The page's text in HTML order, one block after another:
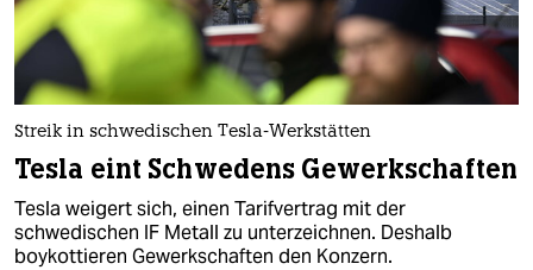
Streik in schwedischen Tesla-Werkstätten
Tesla eint Schwedens Gewerkschaften
Tesla weigert sich, einen Tarifvertrag mit der
schwedischen IF Metall zu unterzeichnen. Deshalb
boykottieren Gewerkschaften den Konzern.